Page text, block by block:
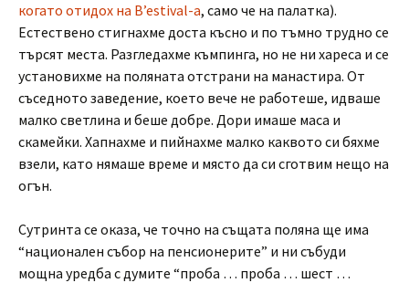
когато отидох на B’estival-а, само че на палатка).
Естествено стигнахме доста късно и по тъмно трудно се
търсят места. Разгледахме къмпинга, но не ни хареса и се
установихме на поляната отстрани на манастира. От
съседното заведение, което вече не работеше, идваше
малко светлина и беше добре. Дори имаше маса и
скамейки. Хапнахме и пийнахме малко каквото си бяхме
взели, като нямаше време и място да си сготвим нещо на
огън.
Сутринта се оказа, че точно на същата поляна ще има
“национален събор на пенсионерите” и ни събуди
мощна уредба с думите “проба … проба … шест …